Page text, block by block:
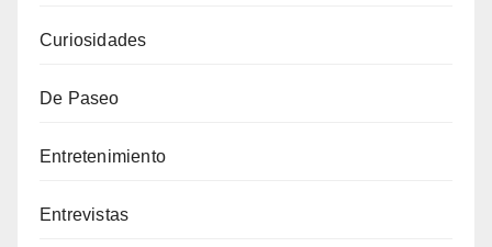
Curiosidades
De Paseo
Entretenimiento
Entrevistas